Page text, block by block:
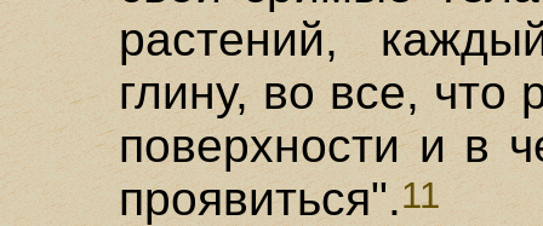
растений,
глину, во все, что
поверхности и в
проявиться".11